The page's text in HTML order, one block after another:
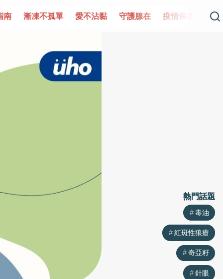
護腺在 疫情保衛戰 再生醫學 愛的未來視 認識攝護
熱門話題
毒油
紅斑性狼瘡
奇亞籽
針眼
熱門話題
毒油
紅斑性狼瘡
奇亞籽
針眼